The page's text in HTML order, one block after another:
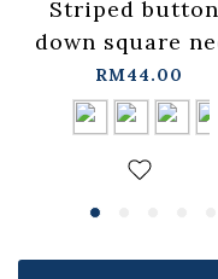
Striped
down square
bra top,
in four
colors【
in stock+pre-
RM44.00